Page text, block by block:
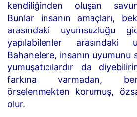
kendiliğinden oluşan
Bunlar insanın amaçları,
arasındaki uyumsuzluğu
yapılabilenler arasındaki
Bahanelere, insanın uyumunu
yumuşatıcılardır da
farkına varmadan,
örselenmekten korumuş,
olur.